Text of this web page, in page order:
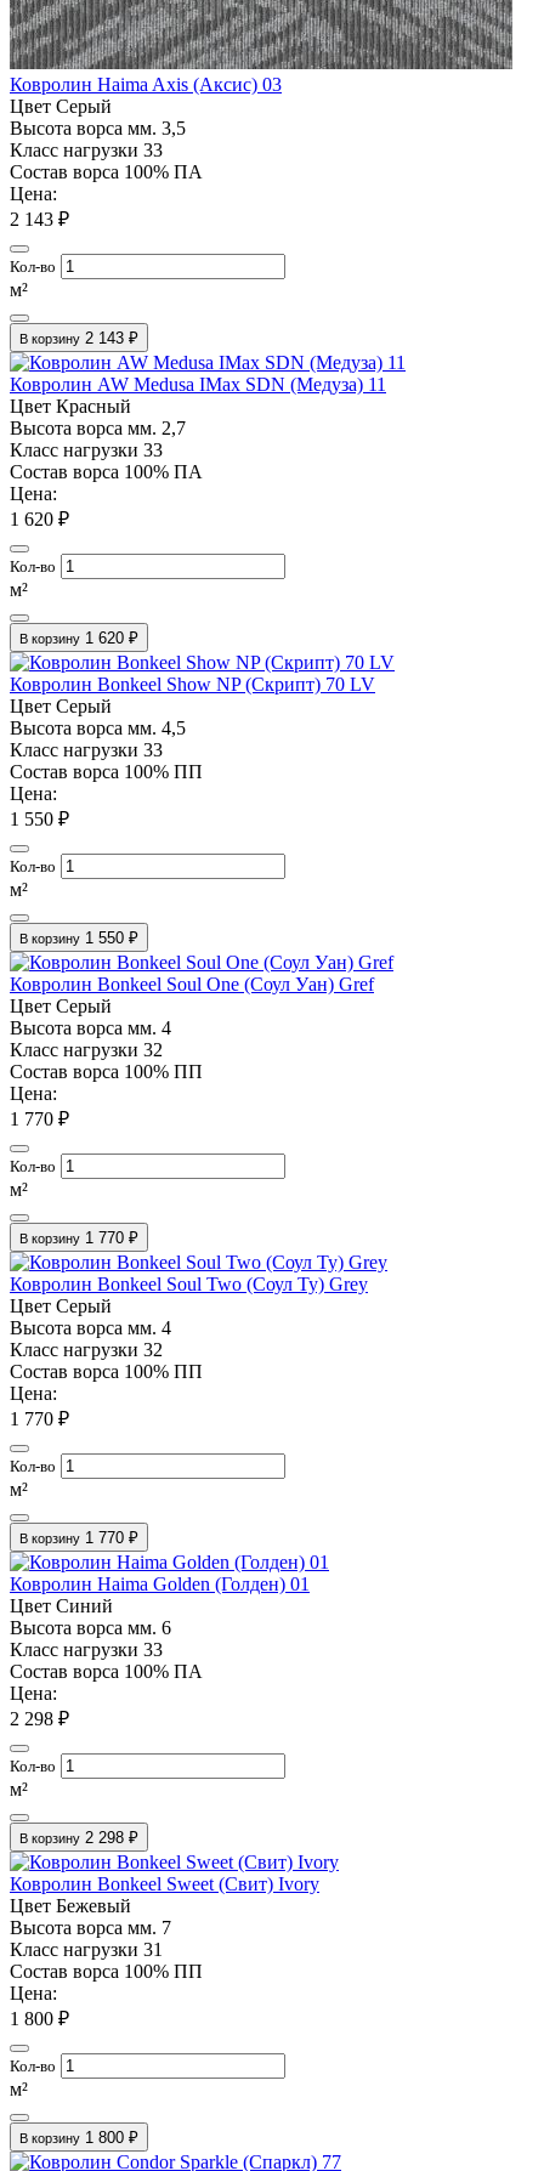
Ковролин Haima Axis (Аксис) 03
Цвет Серый
Высота ворса мм. 3,5
Класс нагрузки 33
Состав ворса 100% ПА
Цена:
2 143 ₽
Кол-во
м²
В корзину 2 143 ₽
Ковролин AW Medusa IMax SDN (Медуза) 11
Цвет Красный
Высота ворса мм. 2,7
Класс нагрузки 33
Состав ворса 100% ПА
Цена:
1 620 ₽
Кол-во
м²
В корзину 1 620 ₽
Ковролин Bonkeel Show NP (Скрипт) 70 LV
Цвет Серый
Высота ворса мм. 4,5
Класс нагрузки 33
Состав ворса 100% ПП
Цена:
1 550 ₽
Кол-во
м²
В корзину 1 550 ₽
Ковролин Bonkeel Soul One (Соул Уан) Gref
Цвет Серый
Высота ворса мм. 4
Класс нагрузки 32
Состав ворса 100% ПП
Цена:
1 770 ₽
Кол-во
м²
В корзину 1 770 ₽
Ковролин Bonkeel Soul Two (Соул Ту) Grey
Цвет Серый
Высота ворса мм. 4
Класс нагрузки 32
Состав ворса 100% ПП
Цена:
1 770 ₽
Кол-во
м²
В корзину 1 770 ₽
Ковролин Haima Golden (Голден) 01
Цвет Синий
Высота ворса мм. 6
Класс нагрузки 33
Состав ворса 100% ПА
Цена:
2 298 ₽
Кол-во
м²
В корзину 2 298 ₽
Ковролин Bonkeel Sweet (Свит) Ivory
Цвет Бежевый
Высота ворса мм. 7
Класс нагрузки 31
Состав ворса 100% ПП
Цена:
1 800 ₽
Кол-во
м²
В корзину 1 800 ₽